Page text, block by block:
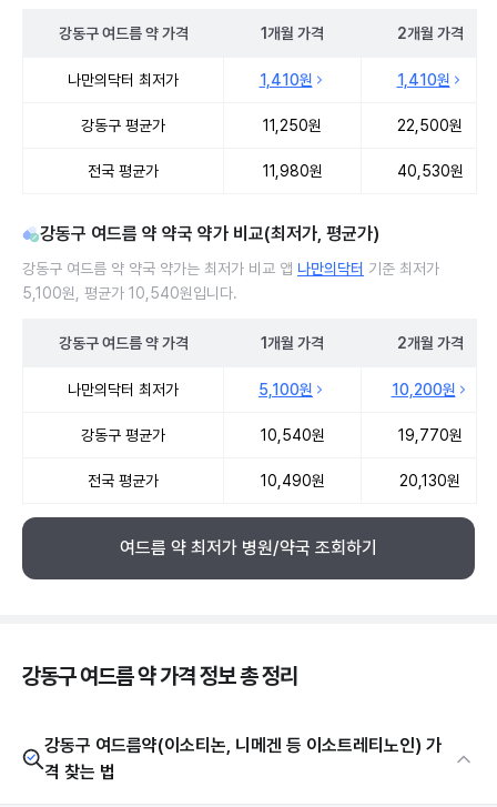
강동구 여드름 약가격 1개월 가격 2개월 가격
나만의닥터 최저가 1,410원 1,410원
강동구 평균가 11,250원 22,500원
전국 평균가 11,980원 40,530원
강동구 여드름 약 약국 약가 비교(최저가, 평균가)
강동구 여드름 약 약국 약가는 최저가 비교 앱 나만의닥터 기준 최저가
5,100원, 평균가 10,540원입니다.
강동구 여드름 약가격 1개월 가격 2개월 가격
나만의닥터 최저가 5,100원 10,200원
강동구 평균가 10,540원 19,770원
전국 평균가 10,490원 20,130원
여드름 약 최저가 병원/약국 조회하기
강동구 여드름 약 가격 정보 총 정리
강동구 여드름약(이소티논, 니메겐 등 이소트레티노인) 가
격 찾는 법